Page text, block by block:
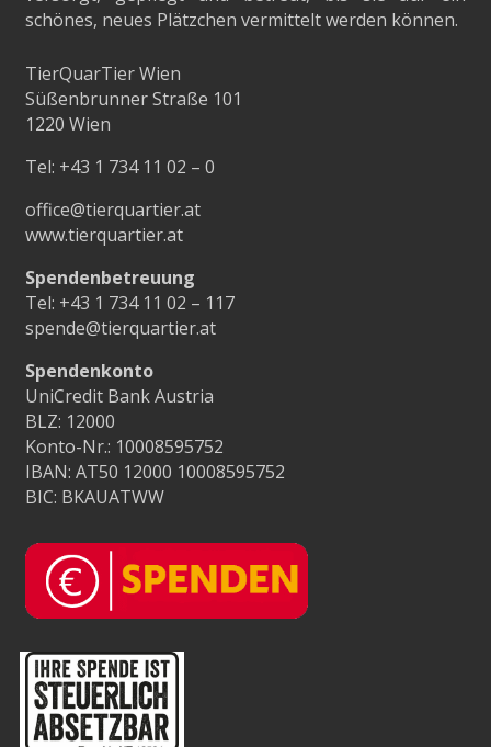
schönes, neues Plätzchen vermittelt werden können.
TierQuarTier Wien
Süßenbrunner Straße 101
1220 Wien
Tel: +43 1 734 11 02 – 0
office@tierquartier.at
www.tierquartier.at
Spendenbetreuung
Tel: +43 1 734 11 02 – 117
spende@tierquartier.at
Spendenkonto
UniCredit Bank Austria
BLZ: 12000
Konto-Nr.: 10008595752
IBAN: AT50 12000 10008595752
BIC: BKAUATWW